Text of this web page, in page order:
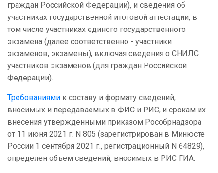
граждан Российской Федерации), и сведения об
участниках государственной итоговой аттестации, в
том числе участниках единого государственного
экзамена (далее соответственно - участники
экзаменов, экзамены), включая сведения о СНИЛС
участников экзаменов (для граждан Российской
Федерации).
Требованиями к составу и формату сведений,
вносимых и передаваемых в ФИС и РИС, и срокам их
внесения утвержденными приказом Рособрнадзора
от 11 июня 2021 г. N 805 (зарегистрирован в Минюсте
России 1 сентября 2021 г., регистрационный N 64829),
определен объем сведений, вносимых в РИС ГИА.